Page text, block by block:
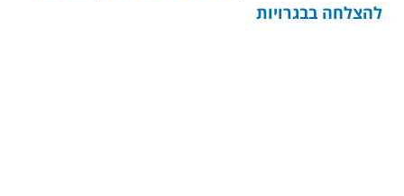
להצלחה בבגרויות